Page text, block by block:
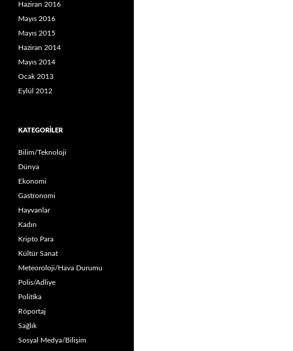
Haziran 2016
Mayıs 2016
Mayıs 2015
Haziran 2014
Mayıs 2014
Ocak 2013
Eylül 2012
KATEGORILER
Bilim/Teknoloji
Dünya
Ekonomi
Gastronomi
Hayvanlar
Kadın
Kripto Para
Kültür Sanat
Meteoroloji/Hava Durumu
Polis/Adliye
Politika
Röportaj
Sağlık
Sosyal Medya/Bilişim